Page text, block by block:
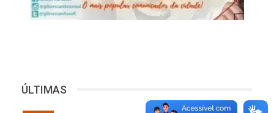
ÚLTIMAS